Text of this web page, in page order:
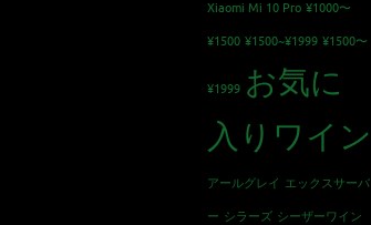
Xiaomi Mi 10 Pro ¥1000〜
¥1500 ¥1500~¥1999 ¥1500〜
¥1999 お気に
入りワイン
アールグレイ エックスサーバ
ー シラーズ シーザーワイン